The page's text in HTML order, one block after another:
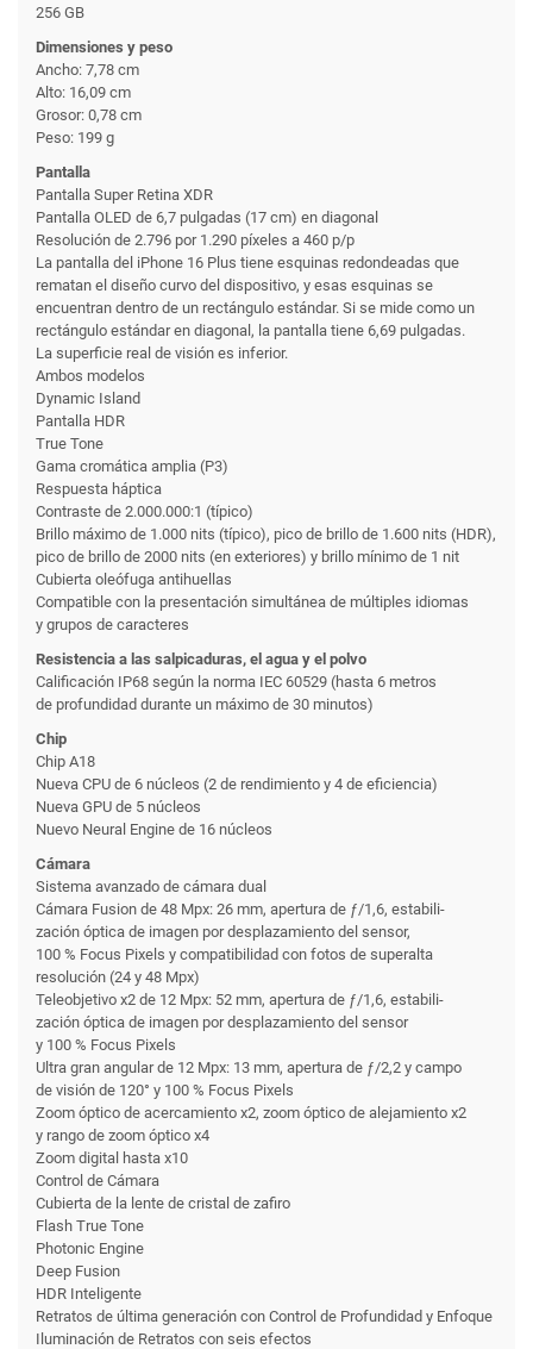
256 GB
Dimensiones y peso
Ancho: 7,78 cm
Alto: 16,09 cm
Grosor: 0,78 cm
Peso: 199 g
Pantalla
Pantalla Super Retina XDR
Pantalla OLED de 6,7 pulgadas (17 cm) en diagonal
Resolución de 2.796 por 1.290 píxeles a 460 p/p
La pantalla del iPhone 16 Plus tiene esquinas redondeadas que
rematan el diseño curvo del dispositivo, y esas esquinas se
encuentran dentro de un rectángulo estándar. Si se mide como un
rectángulo estándar en diagonal, la pantalla tiene 6,69 pulgadas.
La superficie real de visión es inferior.
Ambos modelos
Dynamic Island
Pantalla HDR
True Tone
Gama cromática amplia (P3)
Respuesta háptica
Contraste de 2.000.000:1 (típico)
Brillo máximo de 1.000 nits (típico), pico de brillo de 1.600 nits (HDR),
pico de brillo de 2000 nits (en exteriores) y brillo mínimo de 1 nit
Cubierta oleófuga antihuellas
Compatible con la presentación simultánea de múltiples idiomas
y grupos de caracteres
Resistencia a las salpicaduras, el agua y el polvo
Calificación IP68 según la norma IEC 60529 (hasta 6 metros
de profundidad durante un máximo de 30 minutos)
Chip
Chip A18
Nueva CPU de 6 núcleos (2 de rendi­miento y 4 de eficiencia)
Nueva GPU de 5 núcleos
Nuevo Neural Engine de 16 núcleos
Cámara
Sistema avanzado de cámara dual
Cámara Fusion de 48 Mpx: 26 mm, apertura de ƒ/1,6, estabili­
zación óptica de imagen por desplazamiento del sensor,
100 % Focus Pixels y compati­bilidad con fotos de superalta
resolución (24 y 48 Mpx)
Teleobjetivo x2 de 12 Mpx: 52 mm, apertura de ƒ/1,6, estabili­
zación óptica de imagen por desplazamiento del sensor
y 100 % Focus Pixels
Ultra gran angular de 12 Mpx: 13 mm, apertura de ƒ/2,2 y campo
de visión de 120° y 100 % Focus Pixels
Zoom óptico de acercamiento x2, zoom óptico de alejamiento x2
y rango de zoom óptico x4
Zoom digital hasta x10
Control de Cámara
Cubierta de la lente de cristal de zafiro
Flash True Tone
Photonic Engine
Deep Fusion
HDR Inteligente
Retratos de última generación con Control de Profundidad y Enfoque
Iluminación de Retratos con seis efectos